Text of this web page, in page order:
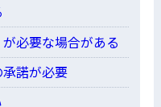
必要な場合がある
諾が必要